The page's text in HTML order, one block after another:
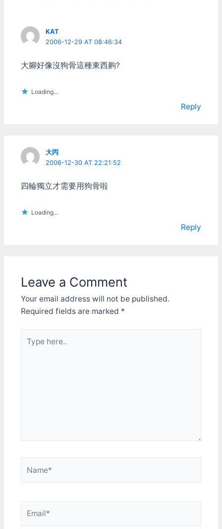
KAT
2006-12-29 AT 08:46:34
大腳好像沒狗骨這種東西齁?
Loading...
Reply
大丙
2006-12-30 AT 22:21:52
四輪獨立才需要用狗骨啦
Loading...
Reply
Leave a Comment
Your email address will not be published.
Required fields are marked *
here..